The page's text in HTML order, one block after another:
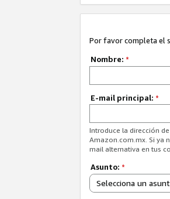
Por favor completa el
Nombre: *
E-mail principal: *
Introduce la dirección
Amazon.com.mx. Si ya
mail alternativa en tus
Asunto: *
Selecciona un